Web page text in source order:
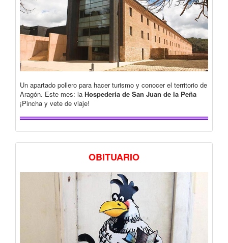
Un apartado pollero para hacer turismo y conocer el territorio de
Aragón. Este mes: la Hospedería de San Juan de la Peña
¡Pincha y vete de viaje!
OBITUARIO